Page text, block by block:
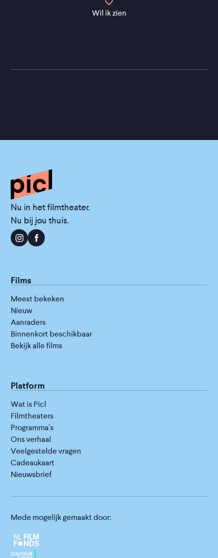
Wil ik zien
Nu in het filmtheater.
Nu bij jou thuis.
Films
Meest bekeken
Nieuw
Aanraders
Binnenkort beschikbaar
Bekijk alle films
Platform
Wat is Picl
Filmtheaters
Programma's
Ons verhaal
Veelgestelde vragen
Cadeaukaart
Nieuwsbrief
Mede mogelijk gemaakt door: